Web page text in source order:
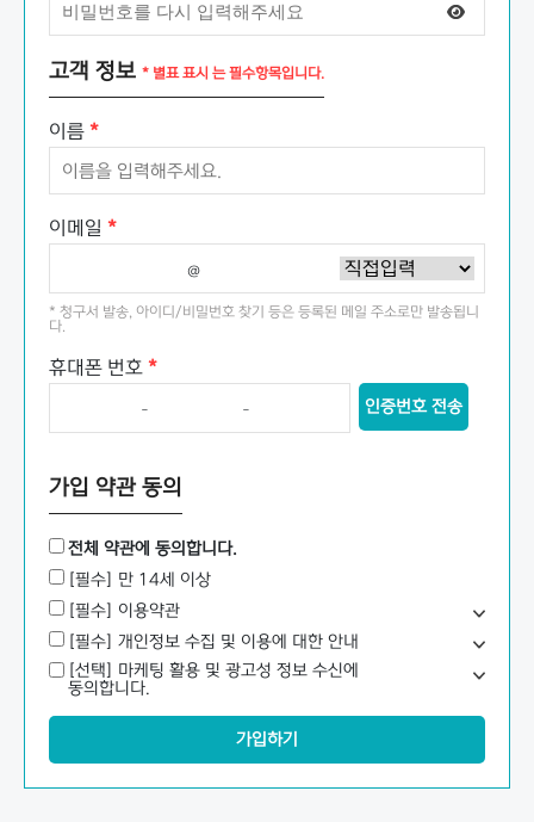
고객 정보 * 별표 표시 는 필수항목입니다.
이름 *
이메일 *
@
* 청구서 발송, 아이디/비밀번호 찾기 등은 등록된 메일 주소로만 발송됩니
다.
휴대폰 번호 *
- - 인증번호 전송
가입 약관 동의
전체 약관에 동의합니다.
[필수] 만 14세 이상
[필수] 이용약관
[필수] 개인정보 수집 및 이용에 대한 안내
[선택] 마케팅 활용 및 광고성 정보 수신에
동의합니다.
가입하기